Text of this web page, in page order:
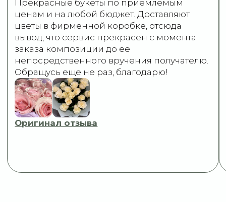
г. Сергиев Посад,
ул. Инженерная, 21
Ежедневно:
09:00–21:00
Пишите нам:
Мы в соцсетях: